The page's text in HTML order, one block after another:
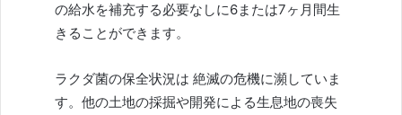
の給水を補充する必要なしに6または7ヶ月間生
きることができます。
ラクダ菌の保全状況は 絶滅の危機に瀕してい ま
す。他の土地の採掘や開発による生息地の喪失